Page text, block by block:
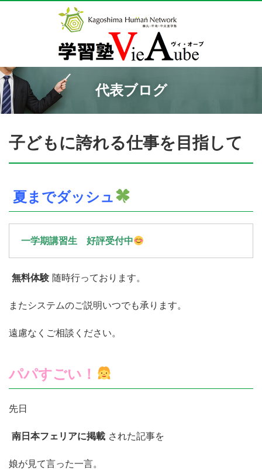
代表ブログ
子どもに誇れる仕事を目指して
夏までダッシュ
一学期講習生 好評受付中
無料体験 随時行っております。
またシステムのご説明いつでも承ります。
遠慮なくご相談ください。
パパすごい！
先日
南日本フェリアに掲載 された記事を
娘が見て言った一言。